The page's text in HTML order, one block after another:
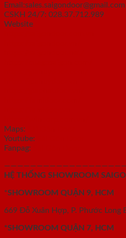
Email:sales.saigondoor@gmail.com
CSKH 24/7: 028.37.712.989
Website
Maps:
Youtube:
Fanpag:
HỆ THỐNG SHOWROOM
*SHOWROOM QUẬN 9, HCM
669 Đỗ Xuân Hợp, P. Phước Long
*SHOWROOM QUẬN 7, HCM